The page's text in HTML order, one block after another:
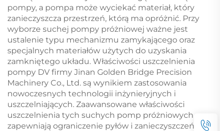
pompy, a pompa może wyciekać materiał, który
zanieczyszcza przestrzeń, którą ma opróżnić. Przy
wyborze suchej pompy próżniowej ważne jest
ustalenie typu mechanizmu zamykającego oraz
specjalnych materiałów użytych do uzyskania
zamkniętego układu. Właściwości uszczelnienia
pompy DV firmy Jinan Golden Bridge Precision
Machinery Co., Ltd. są wynikiem zastosowania
nowoczesnych technologii inżynieryjnych i
uszczelniających. Zaawansowane właściwości
uszczelnienia tych suchych pomp próżniowych
zapewniają ograniczenie pyłów i zanieczyszczeń